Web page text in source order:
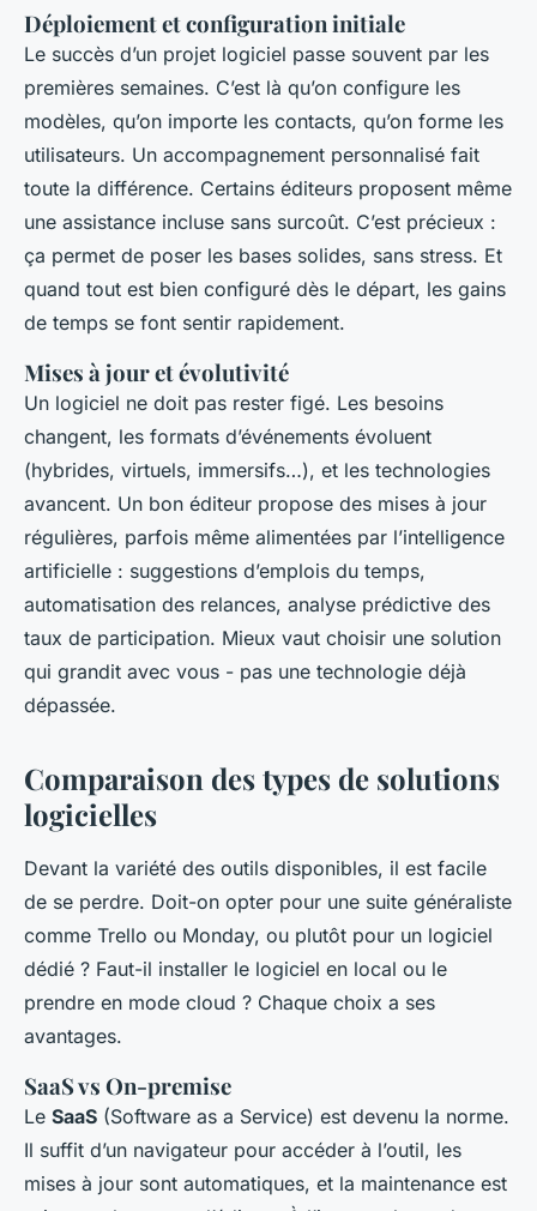
Déploiement et configuration initiale
Le succès d’un projet logiciel passe souvent par les
premières semaines. C’est là qu’on configure les
modèles, qu’on importe les contacts, qu’on forme les
utilisateurs. Un accompagnement personnalisé fait
toute la différence. Certains éditeurs proposent même
une assistance incluse sans surcoût. C’est précieux :
ça permet de poser les bases solides, sans stress. Et
quand tout est bien configuré dès le départ, les gains
de temps se font sentir rapidement.
Mises à jour et évolutivité
Un logiciel ne doit pas rester figé. Les besoins
changent, les formats d’événements évoluent
(hybrides, virtuels, immersifs…), et les technologies
avancent. Un bon éditeur propose des mises à jour
régulières, parfois même alimentées par l’intelligence
artificielle : suggestions d’emplois du temps,
automatisation des relances, analyse prédictive des
taux de participation. Mieux vaut choisir une solution
qui grandit avec vous - pas une technologie déjà
dépassée.
Comparaison des types de solutions
logicielles
Devant la variété des outils disponibles, il est facile
de se perdre. Doit-on opter pour une suite généraliste
comme Trello ou Monday, ou plutôt pour un logiciel
dédié ? Faut-il installer le logiciel en local ou le
prendre en mode cloud ? Chaque choix a ses
avantages.
SaaS vs On-premise
Le SaaS (Software as a Service) est devenu la norme.
Il suffit d’un navigateur pour accéder à l’outil, les
mises à jour sont automatiques, et la maintenance est